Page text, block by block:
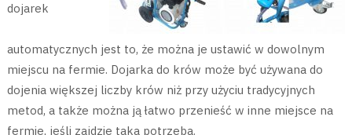
dojarek
automatycznych jest to, że można je ustawić w dowolnym
miejscu na fermie. Dojarka do krów może być używana do
dojenia większej liczby krów niż przy użyciu tradycyjnych
metod, a także można ją łatwo przenieść w inne miejsce na
fermie, jeśli zajdzie taka potrzeba.